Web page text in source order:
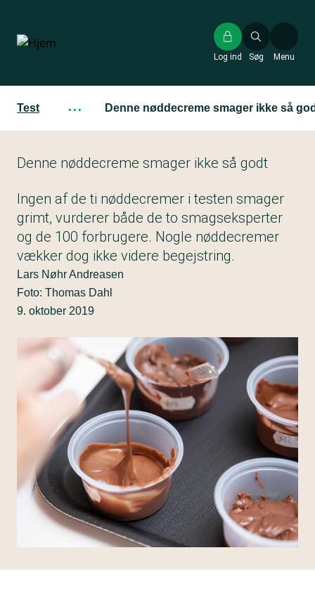
hovedindhold
Søg
Log ind Menu
Test ··· Denne nøddecreme smager ikke så
Denne nøddecreme smager ikke så godt
Ingen af de ti nøddecremer i testen smager
grimt, vurderer både de to smagseksperter
og de 100 forbrugere. Nogle nøddecremer
vækker dog ikke videre begejstring.
Lars Nøhr Andreasen
Foto: Thomas Dahl
9. oktober 2019